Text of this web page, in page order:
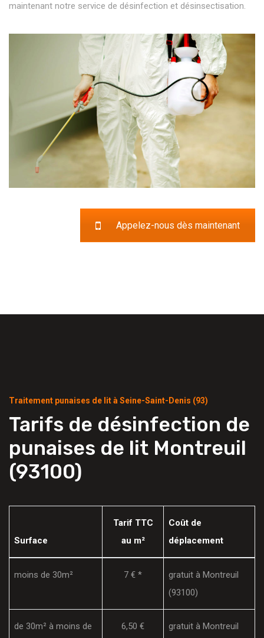
maintenant notre service de désinfection et désinsectisation.
Appelez-nous dès maintenant
Traitement punaises de lit à Seine-Saint-Denis (93)
Tarifs de désinfection de
punaises de lit Montreuil
(93100)
Surface
Tarif TTC
au m²
Coût de
déplacement
moins de 30m² 7 € *
gratuit à Montreuil
(93100)
de 30m² à moins de 6,50 € gratuit à Montreuil